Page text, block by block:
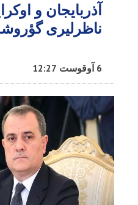
آذربایجان و
ناظرلیری
6 آوقوست 12:27